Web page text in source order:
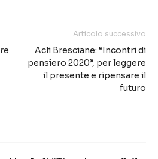
Articolo successivo
Acli Bresciane: “Incontri di
pensiero 2020”, per leggere
il presente e ripensare il
futuro